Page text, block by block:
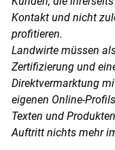
Kontakt und nicht
profitieren.
Landwirte müssen
Zertifizierung und
Direktvermarktung
eigenen Online-
Texten und
Auftritt nichts mehr